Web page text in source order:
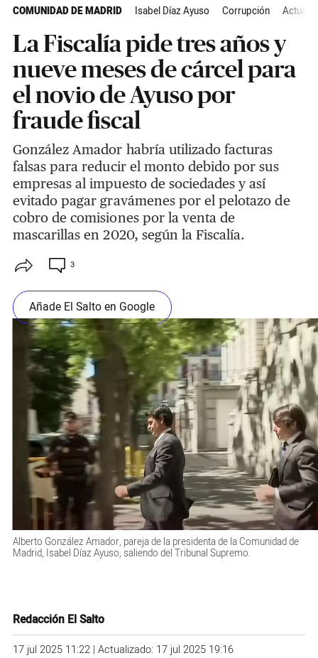
COMUNIDAD DE MADRID Isabel Díaz Ayuso Corrupción
La Fiscalía pide tres años y
nueve meses de cárcel para
el novio de Ayuso por
fraude fiscal
González Amador habría utilizado facturas
falsas para reducir el monto debido por sus
empresas al impuesto de sociedades y así
evitado pagar gravámenes por el pelotazo de
cobro de comisiones por la venta de
mascarillas en 2020, según la Fiscalía.
3
Añade El Salto en Google
Alberto González Amador, pareja de la presidenta de la Comunidad de
Madrid, Isabel Díaz Ayuso, saliendo del Tribunal Supremo.
Redacción El Salto
17 jul 2025 11:22 | Actualizado: 17 jul 2025 19:16